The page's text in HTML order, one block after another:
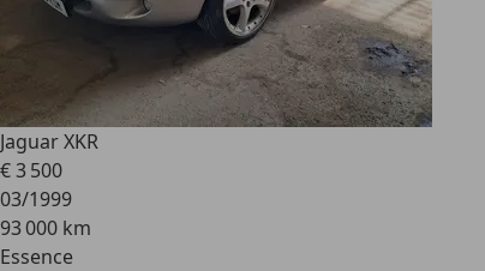
Jaguar XKR
€ 3 500
03/1999
93 000 km
Essence